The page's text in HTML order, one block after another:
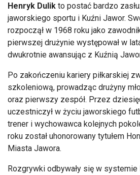
Henryk Dulik to postać bardzo
jaworskiego sportu i Kuźni Jawor.
rozpoczął w 1968 roku jako
pierwszej drużynie występował w
dwukrotnie awansując z Kuźnią
Po zakończeniu kariery piłkarskiej
szkoleniową, prowadząc drużyny
oraz pierwszy zespół. Przez
uczestniczył w życiu jaworskiego
trener i wychowawca kolejnych
roku został uhonorowany tytułem
Miasta Jawora.
Rozgrywki odbywały się w